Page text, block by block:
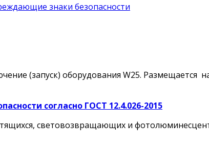
знаки безопасности
(запуск) оборудования W25. Размещается
согласно ГОСТ 12.4.026-2015
световозвращающих и